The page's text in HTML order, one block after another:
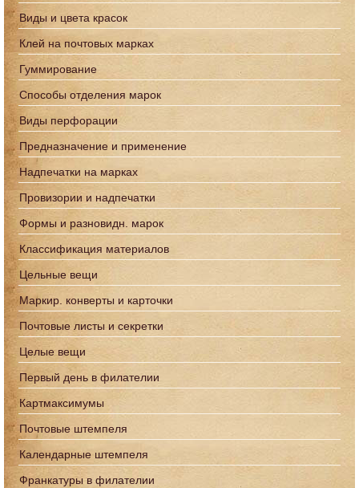
Виды и цвета красок
Клей на почтовых марках
Гуммирование
Способы отделения марок
Виды перфорации
Предназначение и применение
Надпечатки на марках
Провизории и надпечатки
Формы и разновидн. марок
Классификация материалов
Цельные вещи
Маркир. конверты и карточки
Почтовые листы и секретки
Целые вещи
Первый день в филателии
Картмаксимумы
Почтовые штемпеля
Календарные штемпеля
Франкатуры в филателии